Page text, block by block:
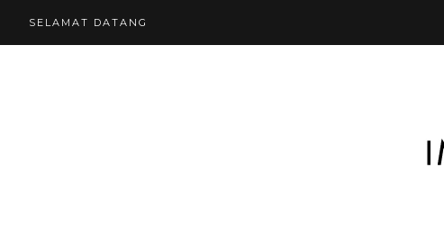
SELAMAT DATANG